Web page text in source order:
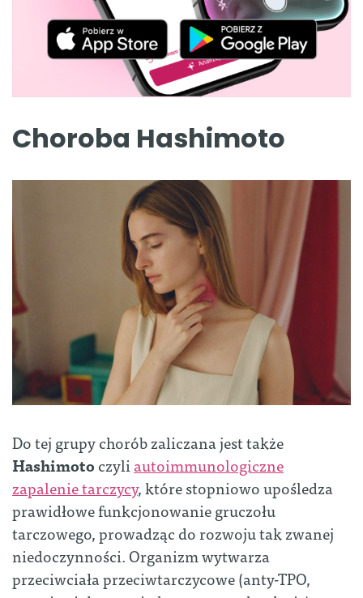
Choroba Hashimoto
Do tej grupy chorób zaliczana jest także
Hashimotoczyliautoimmunologiczne
zapalenie tarczycy, które stopniowo upośledza
prawidłowe funkcjonowanie gruczołu
tarczowego, prowadząc do rozwoju tak zwanej
niedoczynności. Organizm wytwarza
przeciwciała przeciwtarczycowe (anty-TPO,